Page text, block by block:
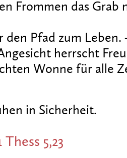
Frommen das Grab
den Pfad zum Leben.
herrscht
Wonne für alle
in Sicherheit.
5,23